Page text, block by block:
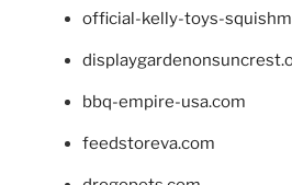
official-kelly-toys-
bbq-empire-usa.com
feedstoreva.com